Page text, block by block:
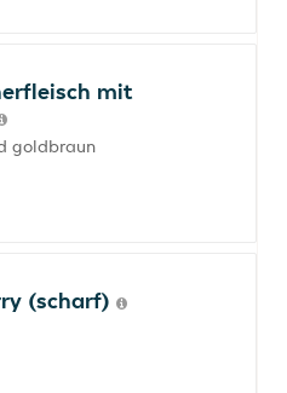
mit
goldbraun
(scharf)